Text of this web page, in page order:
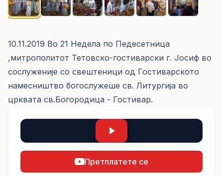
10.11.2019 Во 21 Недела по Педесетница
,митрополитот Тетовско-гостиварски г. Јосиф во
сослуженије со свештеници од Гостиварското
намесништво богослужеше св. Литургија во
црквата св.Богородица - Гостивар.
Претплатете се